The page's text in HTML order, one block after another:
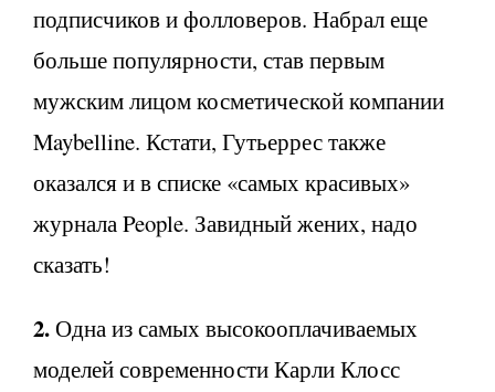
подписчиков и фолловеров. Набрал еще
больше популярности, став первым
мужским лицом косметической компании
Maybelline. Кстати, Гутьеррес также
оказался и в списке «самых красивых»
журнала People. Завидный жених, надо
сказать!
2.Одна из самых высокооплачиваемых
моделей современности Карли Клосс